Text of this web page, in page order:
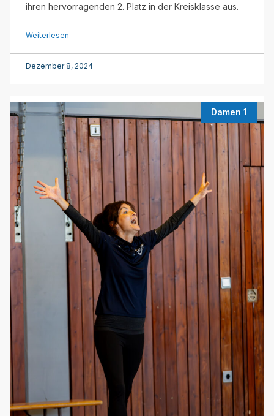
ihren hervorragenden 2. Platz in der Kreisklasse aus.
Weiterlesen
Dezember 8, 2024
Damen 1